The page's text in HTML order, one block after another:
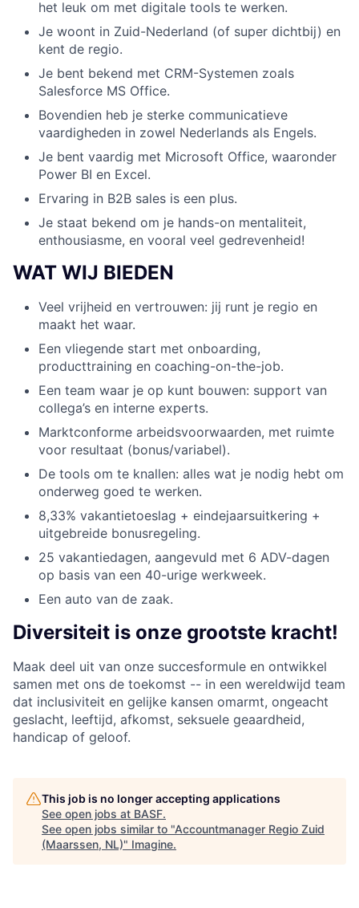
het leuk om met digitale tools te werken.
Je woont in Zuid-Nederland (of super dichtbij) en
kent de regio.
Je bent bekend met CRM-Systemen zoals
Salesforce MS Office.
Bovendien heb je sterke communicatieve
vaardigheden in zowel Nederlands als Engels.
Je bent vaardig met Microsoft Office, waaronder
Power BI en Excel.
Ervaring in B2B sales is een plus.
Je staat bekend om je hands-on mentaliteit,
enthousiasme, en vooral veel gedrevenheid!
WAT WIJ BIEDEN
Veel vrijheid en vertrouwen: jij runt je regio en
maakt het waar.
Een vliegende start met onboarding,
producttraining en coaching-on-the-job.
Een team waar je op kunt bouwen: support van
collega’s en interne experts.
Marktconforme arbeidsvoorwaarden, met ruimte
voor resultaat (bonus/variabel).
De tools om te knallen: alles wat je nodig hebt om
onderweg goed te werken.
8,33% vakantietoeslag + eindejaarsuitkering +
uitgebreide bonusregeling.
25 vakantiedagen, aangevuld met 6 ADV-dagen
op basis van een 40-urige werkweek.
Een auto van de zaak.
Diversiteit is onze grootste kracht!
Maak deel uit van onze succesformule en ontwikkel
samen met ons de toekomst -- in een wereldwijd team
dat inclusiviteit en gelijke kansen omarmt, ongeacht
geslacht, leeftijd, afkomst, seksuele geaardheid,
handicap of geloof.
This job is no longer accepting applications
See open jobs at BASF.
See open jobs similar to "Accountmanager Regio Zuid
(Maarssen, NL)" Imagine.